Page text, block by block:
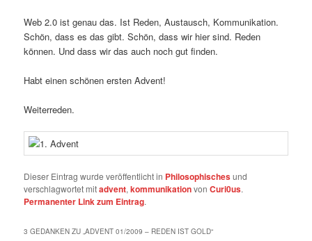
Web 2.0 ist genau das. Ist Reden, Austausch, Kommunikation.
Schön, dass es das gibt. Schön, dass wir hier sind. Reden
können. Und dass wir das auch noch gut finden.
Habt einen schönen ersten Advent!
Weiterreden.
Dieser Eintrag wurde veröffentlicht in Philosophischesund
verschlagwortet mitadvent,kommunikationvonCuri0us.
Permanenter Link zum Eintrag.
3 GEDANKEN ZU „ADVENT 01/2009 – REDEN IST GOLD“